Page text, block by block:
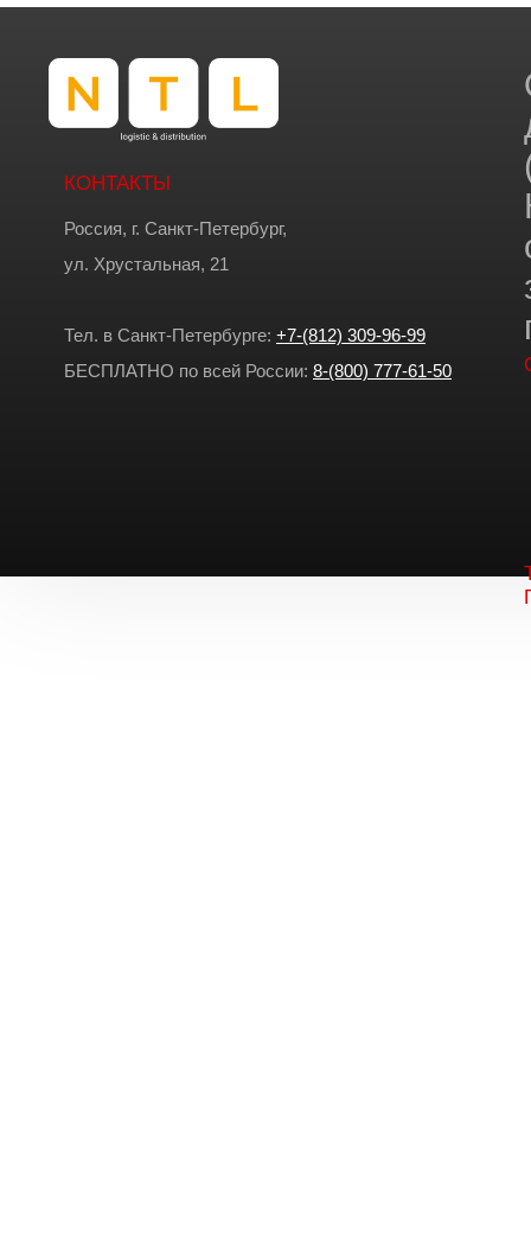
КОНТАКТЫ
Россия, г. Санкт-Петербург,
ул. Хрустальная, 21
Тел. в Санкт-Петербурге: +7-(812) 309-96-99
БЕСПЛАТНО по всей России: 8-(800) 777-61-50